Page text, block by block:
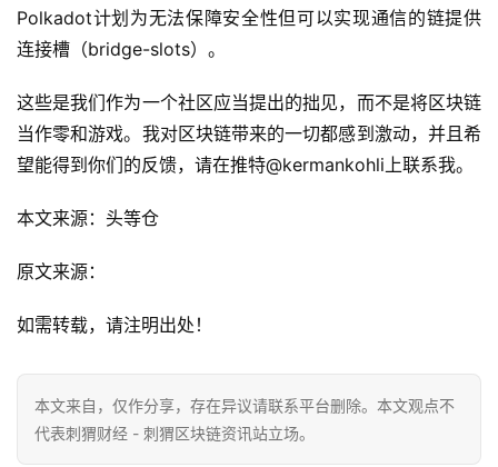
Polkadot计划为无法保障安全性但可以实现通信的链提供
连接槽（bridge-slots）。
这些是我们作为一个社区应当提出的拙见，而不是将区块链
当作零和游戏。我对区块链带来的一切都感到激动，并且希
望能得到你们的反馈，请在推特@kermankohli上联系我。
本文来源：头等仓
原文来源：
如需转载，请注明出处！
本文来自 ，仅作分享，存在异议请联系平台删除。本文观点不
代表刺猬财经 - 刺猬区块链资讯站立场。